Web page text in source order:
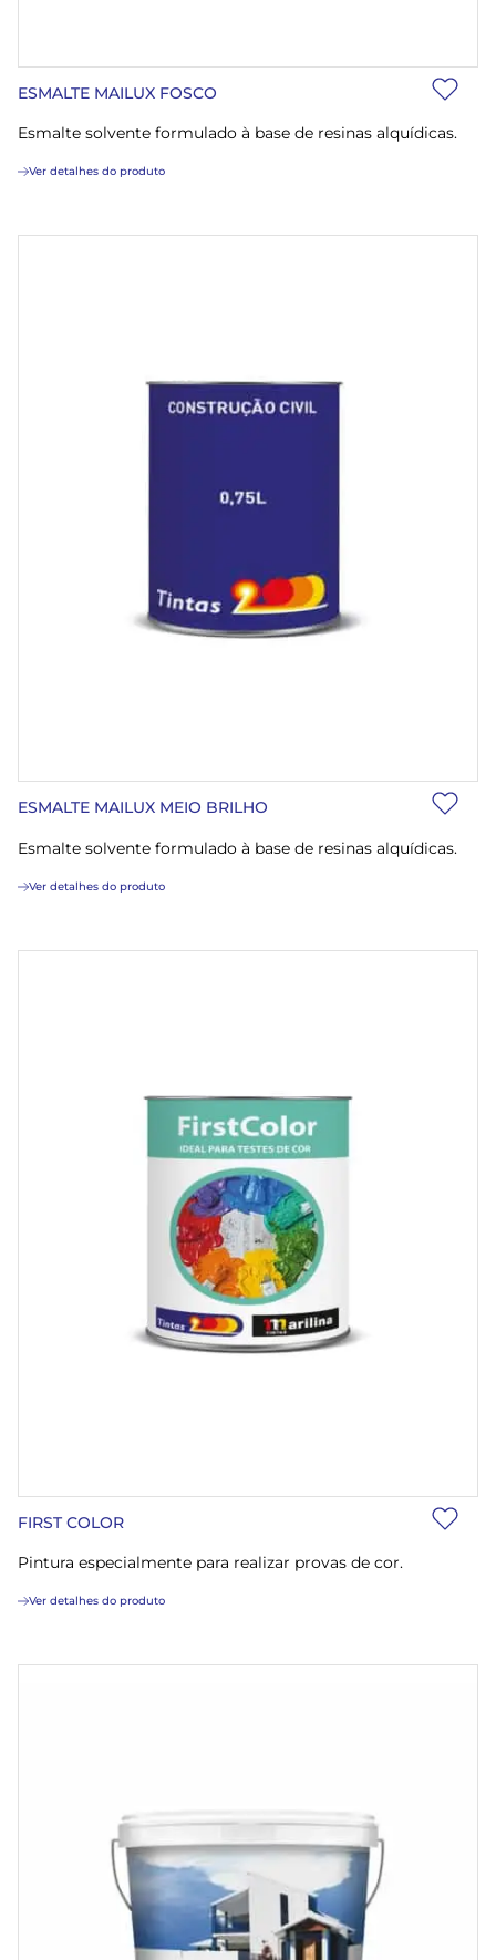
ESMALTE MAILUX FOSCO
Esmalte solvente formulado à base de resinas alquídicas.
Ver detalhes do produto
ESMALTE MAILUX MEIO BRILHO
Esmalte solvente formulado à base de resinas alquídicas.
Ver detalhes do produto
FIRST COLOR
Pintura especialmente para realizar provas de cor.
Ver detalhes do produto